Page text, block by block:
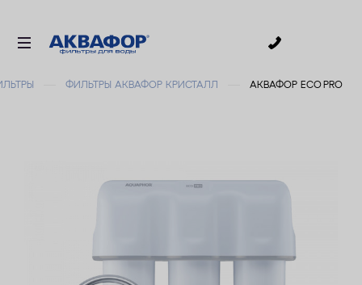
ФИЛЬТРЫ АКВАФОР КРИСТАЛЛ АКВАФОР ECO PRO